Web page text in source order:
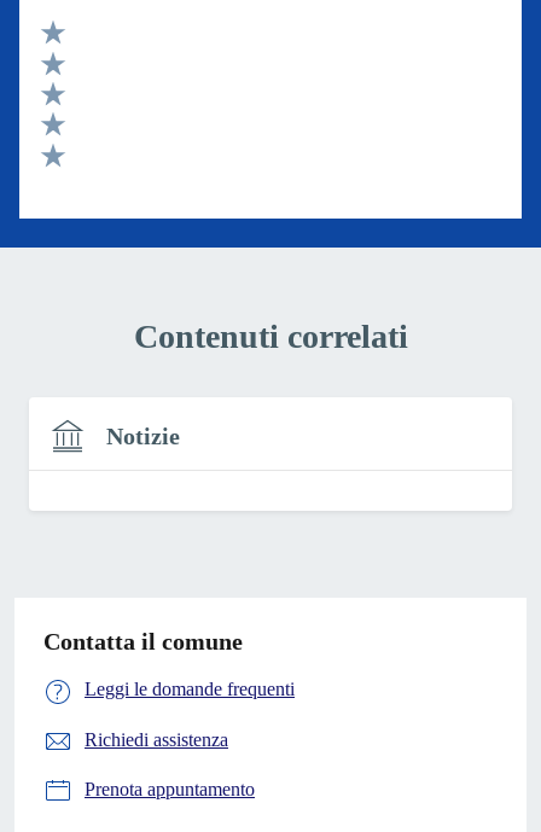
Valuta 5 stelle su 5
Valuta 4 stelle su 5
Valuta 3 stelle su 5
Valuta 2 stelle su 5
Contenuti correlati
Notizie
Contatta il comune
Leggi le domande frequenti
Richiedi assistenza
Prenota appuntamento